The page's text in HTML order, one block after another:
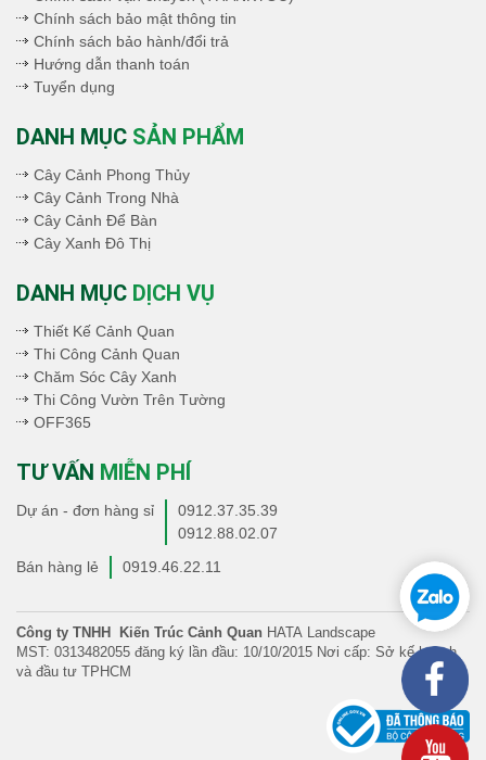
Chính sách bảo mật thông tin
Chính sách bảo hành/đổi trả
Hướng dẫn thanh toán
Tuyển dụng
DANH MỤC SẢN PHẨM
Cây Cảnh Phong Thủy
Cây Cảnh Trong Nhà
Cây Cảnh Để Bàn
Cây Xanh Đô Thị
DANH MỤC DỊCH VỤ
Thiết Kế Cảnh Quan
Thi Công Cảnh Quan
Chăm Sóc Cây Xanh
Thi Công Vườn Trên Tường
OFF365
TƯ VẤN MIỄN PHÍ
Dự án - đơn hàng sỉ
0912.37.35.39
0912.88.02.07
Bán hàng lẻ
0919.46.22.11
Công ty TNHH Kiến Trúc Cảnh Quan HATA Landscape
MST: 0313482055 đăng ký lần đầu: 10/10/2015 Nơi cấp: Sở kế hoạch
và đầu tư TPHCM